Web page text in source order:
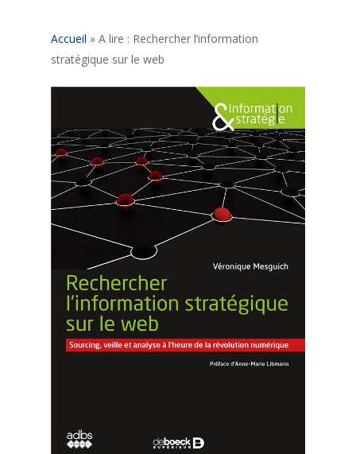
Accueil » A lire : Rechercher l’information
stratégique sur le web